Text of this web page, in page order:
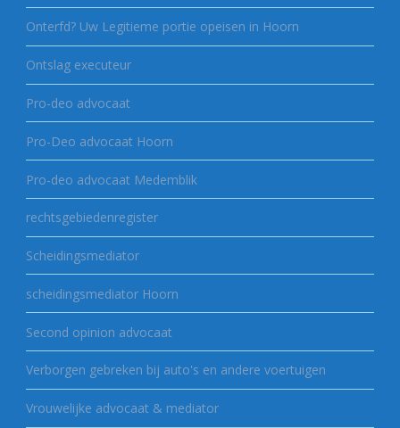
Onterfd? Uw Legitieme portie opeisen in Hoorn
Ontslag executeur
Pro-deo advocaat
Pro-Deo advocaat Hoorn
Pro-deo advocaat Medemblik
rechtsgebiedenregister
Scheidingsmediator
scheidingsmediator Hoorn
Second opinion advocaat
Verborgen gebreken bij auto's en andere voertuigen
Vrouwelijke advocaat & mediator